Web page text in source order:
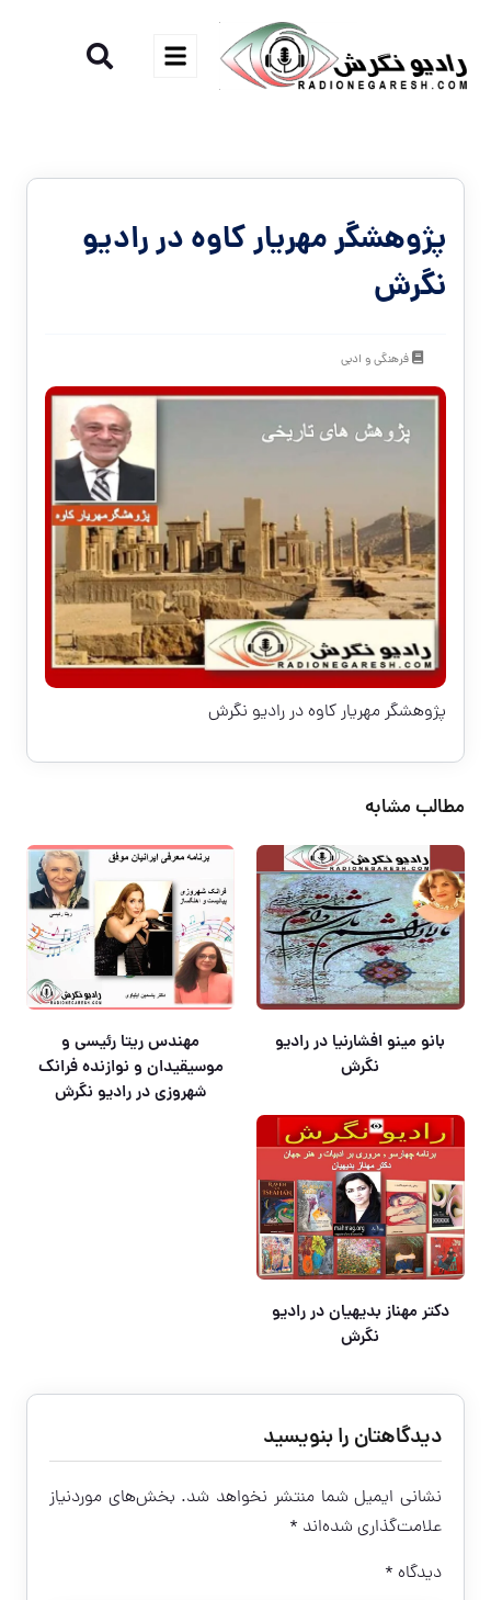
پژوهشگر مهریار کاوه در رادیو
نگرش
فرهنگی و ادبی
پژوهشگر مهریار کاوه در رادیو نگرش
مطالب مشابه
بانو مینو افشارنیا در رادیو
نگرش
مهندس ریتا رئیسی و
موسیقیدان و نوازنده فرانک
شهروزی در رادیو نگرش
دکتر مهناز بدیهیان در رادیو
نگرش
دیدگاهتان را بنویسید
نشانی ایمیل شما منتشر نخواهد شد. بخش‌های موردنیاز
علامت‌گذاری شده‌اند *
دیدگاه *